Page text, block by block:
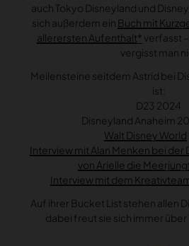
auch Tokyo Disneyland und
sich außerdem ein Buch mit
allerersten Aufenthalt
verfasst
vergisst man
Meilensteine seitdem Astrid bei
ist:
D23 2024
Disneyland Anaheim
Walt Disney World
Interview mit Alan Menken bei
von Arielle die
Interview mit dem
Auf ihrer Bucket List stehen allen
dabei freut sie sich immer